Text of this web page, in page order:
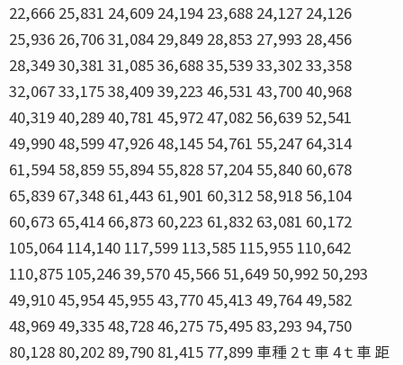
22,666 25,831 24,609 24,194 23,688 24,127 24,126
25,936 26,706 31,084 29,849 28,853 27,993 28,456
28,349 30,381 31,085 36,688 35,539 33,302 33,358
32,067 33,175 38,409 39,223 46,531 43,700 40,968
40,319 40,289 40,781 45,972 47,082 56,639 52,541
49,990 48,599 47,926 48,145 54,761 55,247 64,314
61,594 58,859 55,894 55,828 57,204 55,840 60,678
65,839 67,348 61,443 61,901 60,312 58,918 56,104
60,673 65,414 66,873 60,223 61,832 63,081 60,172
105,064 114,140 117,599 113,585 115,955 110,642
110,875 105,246 39,570 45,566 51,649 50,992 50,293
49,910 45,954 45,955 43,770 45,413 49,764 49,582
48,969 49,335 48,728 46,275 75,495 83,293 94,750
80,128 80,202 89,790 81,415 77,899 車種 2ｔ車 4ｔ車 距